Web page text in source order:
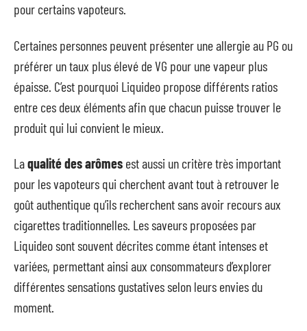
pour certains vapoteurs.
Certaines personnes peuvent présenter une allergie au PG ou
préférer un taux plus élevé de VG pour une vapeur plus
épaisse. C’est pourquoi Liquideo propose différents ratios
entre ces deux éléments afin que chacun puisse trouver le
produit qui lui convient le mieux.
Laqualité des arômes est aussi un critère très important
pour les vapoteurs qui cherchent avant tout à retrouver le
goût authentique qu’ils recherchent sans avoir recours aux
cigarettes traditionnelles. Les saveurs proposées par
Liquideo sont souvent décrites comme étant intenses et
variées, permettant ainsi aux consommateurs d’explorer
différentes sensations gustatives selon leurs envies du
moment.